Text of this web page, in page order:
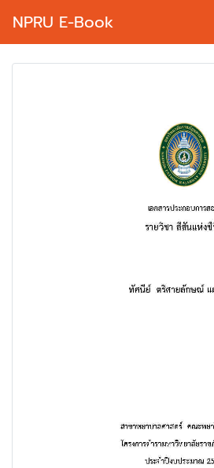
NPRU E-Book